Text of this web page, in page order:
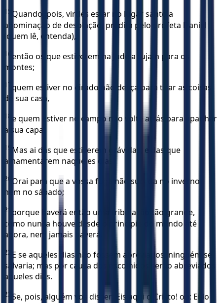
15 Quando, pois, virdes estar no lugar santo a
abominação de desolação, predita pelo profeta Daniel
(quem lê, entenda),
16 então os que estiverem na Judéia fujam para os
montes;
17 quem estiver no eirado não desça para tirar as coisas
de sua casa,
18 e quem estiver no campo não volte atrás para apanhar
a sua capa.
19 Mas ai das que estiverem grávidas, e das que
amamentarem naqueles dias!
20 Orai para que a vossa fuga não suceda no inverno
nem no sábado;
21
porque haverá então uma tribulação tão grande,
como nunca houve desde o princípio do mundo até
agora, nem jamais haverá.
22 E se aqueles dias não fossem abreviados, ninguém se
salvaria; mas por causa dos escolhidos serão abreviados
aqueles dias.
23 Se, pois, alguém vos disser: Eis aqui o Cristo! ou: Ei-lo